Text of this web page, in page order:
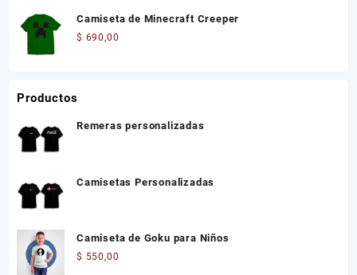
Camiseta de Minecraft Creeper
$ 690,00
Productos
Remeras personalizadas
Camisetas Personalizadas
Camiseta de Goku para Niños
$ 550,00